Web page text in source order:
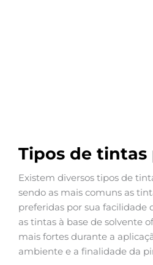
Tipos de
Existem diversos tipos de
sendo as mais comuns as
preferidas por sua facilidade
as tintas à base de solvente
mais fortes durante a
ambiente e a finalidade da